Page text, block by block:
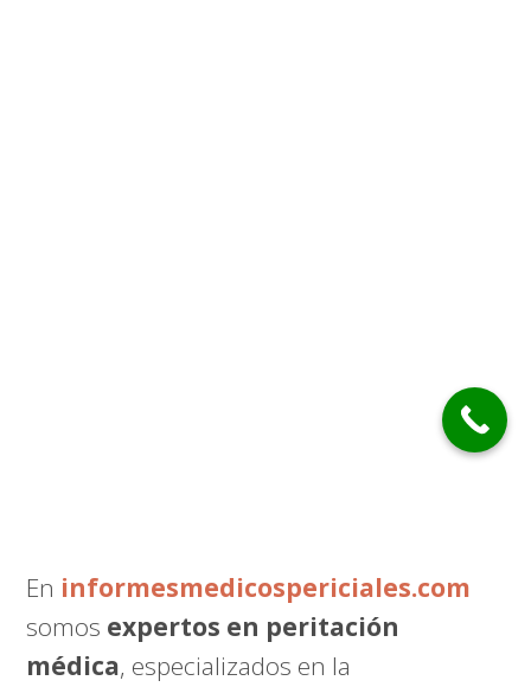
En informesmedicospericiales.com
somos expertos en peritación
médica, especializados en la